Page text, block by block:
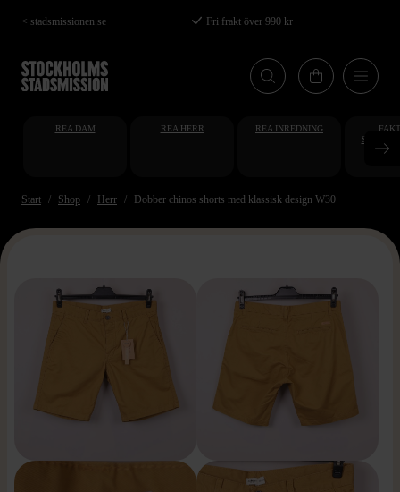
Hoppa
till
huvudinnehåll
< stadsmissionen.se Fri frakt över 990 kr
REA DAM REA HERR REA INREDNING
Start Shop Herr Dobber chinos shorts med klassisk design W30